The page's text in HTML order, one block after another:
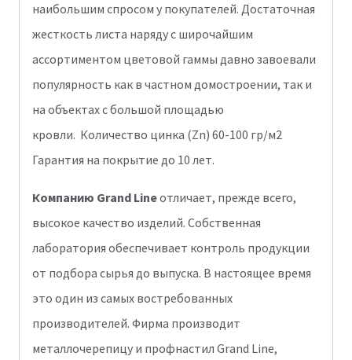
наибольшим спросом у покупателей. Достаточная
жесткость листа наряду с широчайшим
ассортиментом цветовой гаммы давно завоевали
популярность как в частном домостроении, так и
на объектах с большой площадью
кровли. Количество цинка (Zn) 60-100 гр/м2
Гарантия на покрытие до 10 лет.
Компанию Grand Lineотличает, прежде всего,
высокое качество изделий. Собственная
лаборатория обеспечивает контроль продукции
от подбора сырья до выпуска. В настоящее время
это один из самых востребованных
производителей. Фирма производит
металлочерепицу и профнастил Grand Line,